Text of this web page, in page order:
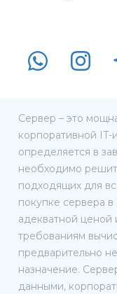
Сервер – это
корпоративной
определяется в
необходимо
подходящих для
покупке сервера
адекватной
требованиям
предварительно
назначение.
данными,